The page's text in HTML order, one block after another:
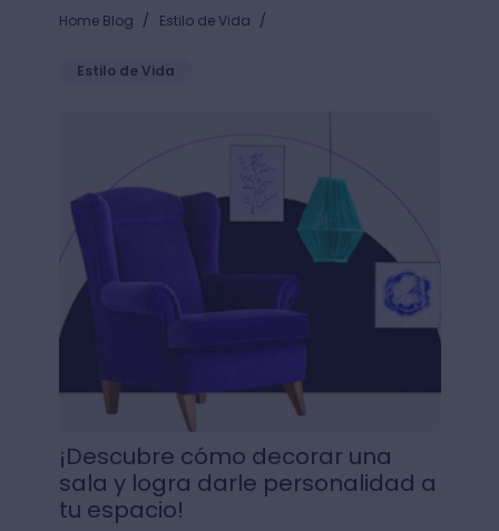
Home Blog / Estilo de Vida /
Estilo de Vida
¡Descubre cómo decorar una
sala y logra darle personalidad a
tu espacio!